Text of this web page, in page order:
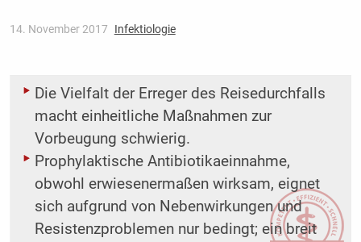
14. November 2017 Infektiologie
Die Vielfalt der Erreger des Reisedurchfalls
macht einheitliche Maßnahmen zur
Vorbeugung schwierig.
Prophylaktische Antibiotikaeinnahme,
obwohl erwiesenermaßen wirksam, eignet
sich aufgrund von Nebenwirkungen und
Resistenzproblemen nur bedingt; ein breit